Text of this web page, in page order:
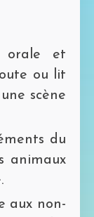
orale et
ou lit
scène
du
animaux
aux non-